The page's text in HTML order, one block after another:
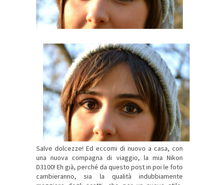
Salve dolcezze! Ed eccomi di nuovo a casa, con
una nuova compagna di viaggio, la mia Nikon
D3100! Eh già, perché da questo post in poi le foto
cambieranno, sia la qualità indubbiamente